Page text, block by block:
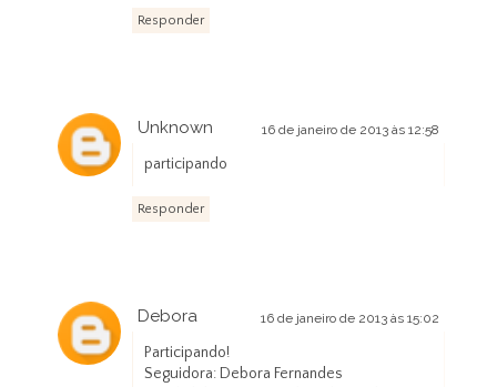
Responder
Unknown 16 de janeiro de 2013 às 12:58
participando
Responder
Debora 16 de janeiro de 2013 às 15:02
Participando!
Seguidora: Debora Fernandes